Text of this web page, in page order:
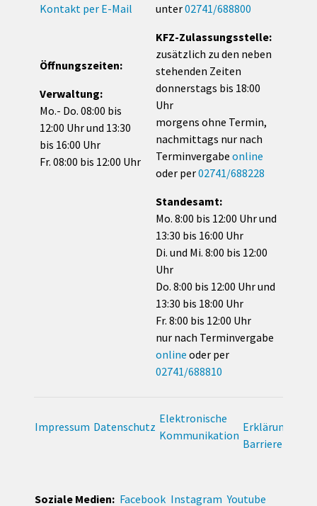
Kontakt per E-Mail
Öffnungszeiten:
Verwaltung:
Mo.- Do. 08:00 bis
12:00 Uhr und 13:30
bis 16:00 Uhr
Fr. 08:00 bis 12:00 Uhr
unter02741/688800
KFZ-Zulassungsstelle:
zusätzlich zu den neben
stehenden Zeiten
donnerstags bis 18:00
Uhr
morgens ohne Termin,
nachmittags nur nach
Terminvergabe online
oder per02741/688228
Standesamt:
Mo. 8:00 bis 12:00 Uhr und
13:30 bis 16:00 Uhr
Di. und Mi. 8:00 bis 12:00
Uhr
Do. 8:00 bis 12:00 Uhr und
13:30 bis 18:00 Uhr
Fr. 8:00 bis 12:00 Uhr
nur nach Terminvergabe
online oder per
02741/688810
Impressum Datenschutz
Elektronische
Kommunikation
Erklärung zur
Soziale Medien: Facebook Instagram Youtube